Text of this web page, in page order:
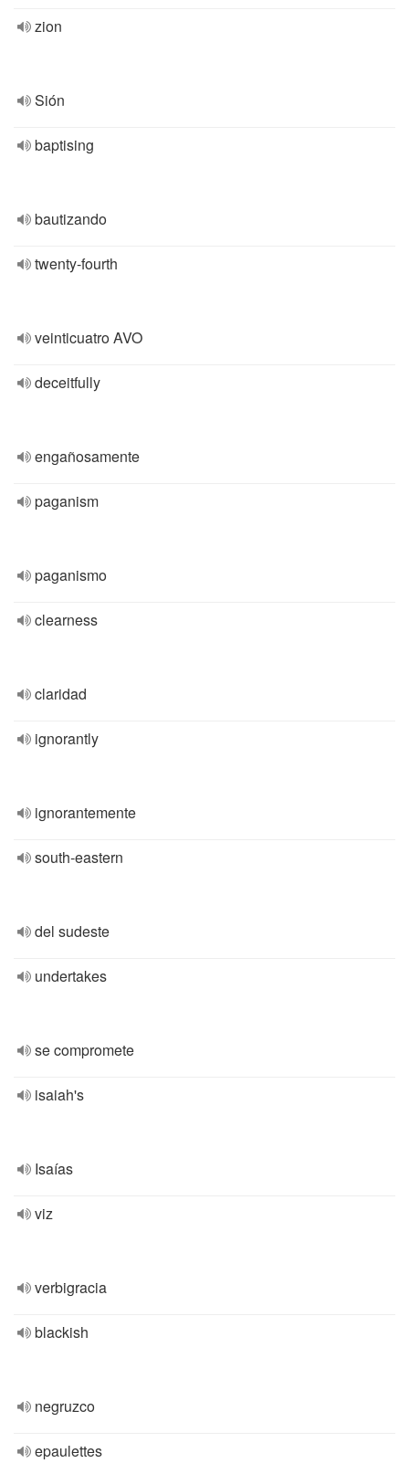
zion
Sión
baptising
bautizando
twenty-fourth
veinticuatro AVO
deceitfully
engañosamente
paganism
paganismo
clearness
claridad
ignorantly
ignorantemente
south-eastern
del sudeste
undertakes
se compromete
isaiah's
Isaías
viz
verbigracia
blackish
negruzco
epaulettes